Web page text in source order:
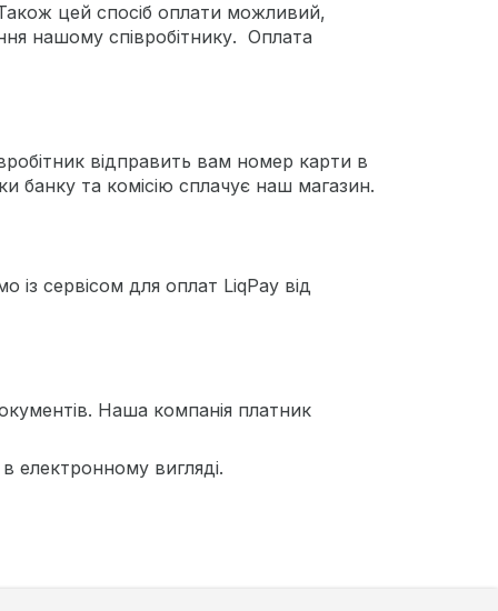
цей спосіб оплати можливий,
нашому співробітнику. Оплата
відправить вам номер карти в
та комісію сплачує наш магазин.
сервісом для оплат LiqPay від
Наша компанія платник
електронному вигляді.